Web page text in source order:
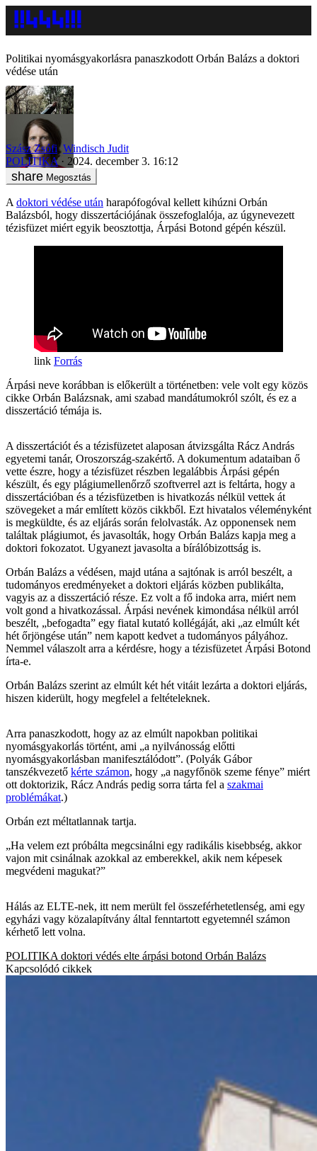
Politikai nyomásgyakorlásra panaszkodott Orbán Balázs a doktori
védése után
Szász Zsófi,Windisch Judit
POLITIKA
2024. december 3. 16:12
Megosztás
A doktori védése után harapófogóval kellett kihúzni Orbán
Balázsból, hogy disszertációjának összefoglalója, az úgynevezett
tézisfüzet miért egyik beosztottja, Árpási Botond gépén készül.
Forrás
Árpási neve korábban is előkerült a történetben: vele volt egy közös
cikke Orbán Balázsnak, ami szabad mandátumokról szólt, és ez a
disszertáció témája is.
A disszertációt és a tézisfüzetet alaposan átvizsgálta Rácz András
egyetemi tanár, Oroszország-szakértő. A dokumentum adataiban ő
vette észre, hogy a tézisfüzet részben legalábbis Árpási gépén
készült, és egy plágiumellenőrző szoftverrel azt is feltárta, hogy a
disszertációban és a tézisfüzetben is hivatkozás nélkül vettek át
szövegeket a már említett közös cikkből. Ezt hivatalos véleményként
is megküldte, és az eljárás során felolvasták. Az opponensek nem
találtak plágiumot, és javasolták, hogy Orbán Balázs kapja meg a
doktori fokozatot. Ugyanezt javasolta a bírálóbizottság is.
Orbán Balázs a védésen, majd utána a sajtónak is arról beszélt, a
tudományos eredményeket a doktori eljárás közben publikálta,
vagyis az a disszertáció része. Ez volt a fő indoka arra, miért nem
volt gond a hivatkozással. Árpási nevének kimondása nélkül arról
beszélt, „befogadta” egy fiatal kutató kollégáját, aki „az elmúlt két
hét őrjöngése után” nem kapott kedvet a tudományos pályához.
Nemmel válaszolt arra a kérdésre, hogy a tézisfüzetet Árpási Botond
írta-e.
Orbán Balázs szerint az elmúlt két hét vitáit lezárta a doktori eljárás,
hiszen kiderült, hogy megfelel a feltételeknek.
Arra panaszkodott, hogy az az elmúlt napokban politikai
nyomásgyakorlás történt, ami „a nyilvánosság előtti
nyomásgyakorlásban manifesztálódott”. (Polyák Gábor
tanszékvezető kérte számon, hogy „a nagyfőnök szeme fénye” miért
ott doktorizik, Rácz András pedig sorra tárta fel a szakmai
problémákat.)
Orbán ezt méltatlannak tartja.
„Ha velem ezt próbálta megcsinálni egy radikális kisebbség, akkor
vajon mit csinálnak azokkal az emberekkel, akik nem képesek
megvédeni magukat?”
Hálás az ELTE-nek, itt nem merült fel összeférhetetlenség, ami egy
egyházi vagy közalapítvány által fenntartott egyetemnél számon
kérhető lett volna.
POLITIKA doktori védés elte árpási botond Orbán Balázs
Kapcsolódó cikkek